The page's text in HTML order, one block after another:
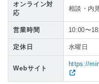
オンライン対
応
相談・内
営業時間 10:00〜
定休日 水曜日
Webサイト
https://